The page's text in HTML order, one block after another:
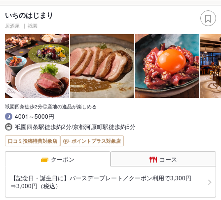
いちのはじまり
居酒屋 祇園
祇園四条徒歩2分◎産地の逸品が楽しめる
4001～5000円
祇園四条駅徒歩約2分/京都河原町駅徒歩約5分
口コミ投稿特典対象店 ポイントプラス対象店
クーポン コース
【記念日・誕生日に】バースデープレート／クーポン利用で3,300円
⇒3,000円（税込）